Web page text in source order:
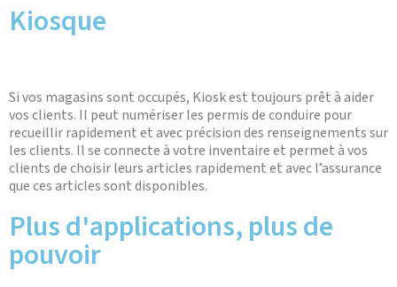
Kiosque
Si vos magasins sont occupés, Kiosk est toujours prêt à aider
vos clients. Il peut numériser les permis de conduire pour
recueillir rapidement et avec précision des renseignements sur
les clients. Il se connecte à votre inventaire et permet à vos
clients de choisir leurs articles rapidement et avec l’assurance
que ces articles sont disponibles.
Plus d'applications, plus de
pouvoir